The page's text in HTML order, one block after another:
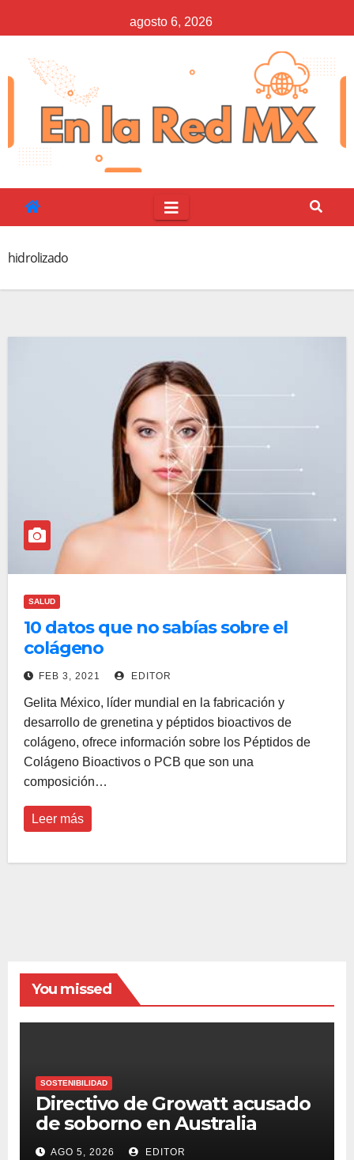
al
contenido
agosto 6, 2026
hidrolizado
SALUD
10 datos que no sabías sobre el
colágeno
FEB 3, 2021 EDITOR
Gelita México, líder mundial en la fabricación y
desarrollo de grenetina y péptidos bioactivos de
colágeno, ofrece información sobre los Péptidos de
Colágeno Bioactivos o PCB que son una
composición…
Leer más
You missed
SOSTENIBILIDAD
Directivo de Growatt acusado
de soborno en Australia
AGO 5, 2026 EDITOR